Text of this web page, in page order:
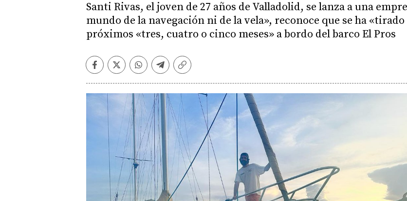
Santi Rivas, el joven de 27 años de Valladolid, se lanza a una
mundo de la navegación ni de la vela», reconoce que se ha
próximos «tres, cuatro o cinco meses» a bordo del barco El Pros
Facebook
TwitterWhatsapp
Telegram
Copiar